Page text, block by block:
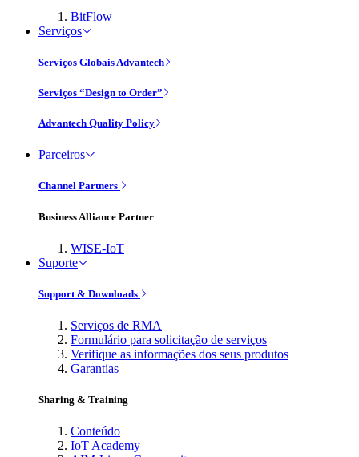
BitFlow
Serviços
Serviços Globais Advantech
Serviços “Design to Order”
Advantech Quality Policy
Parceiros
Channel Partners
Business Alliance Partner
WISE-IoT
Suporte
Support & Downloads
Serviços de RMA
Formulário para solicitação de serviços
Verifique as informações dos seus produtos
Garantias
Sharing & Training
Conteúdo
IoT Academy